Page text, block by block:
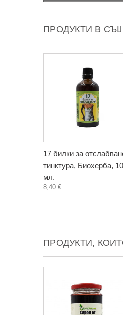
ПРОДУКТИ В
17 билки за
тинктура, Биохерба,
мл.
8,40 €
ПРОДУКТИ,